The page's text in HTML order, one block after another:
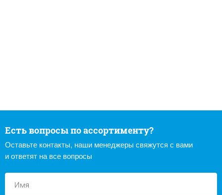
Есть вопросы по ассортименту?
Оставьте контакты, наши менеджеры свяжутся с вами
и ответят на все вопросы